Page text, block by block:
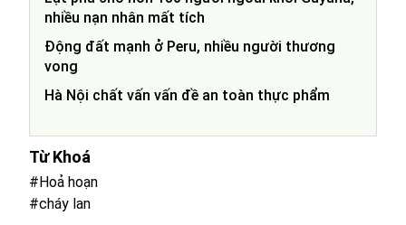
nhiều nạn nhân mất tích
Động đất mạnh ở Peru, nhiều người thương
vong
Hà Nội chất vấn vấn đề an toàn thực phẩm
Từ Khoá
#Hoả hoạn
#cháy lan